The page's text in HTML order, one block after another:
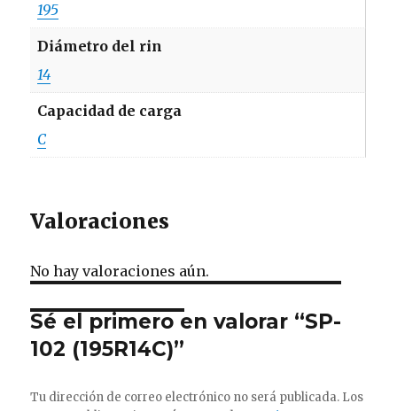
195
Diámetro del rin
14
Capacidad de carga
C
Valoraciones
No hay valoraciones aún.
Sé el primero en valorar “SP-
102 (195R14C)”
Tu dirección de correo electrónico no será publicada. Los